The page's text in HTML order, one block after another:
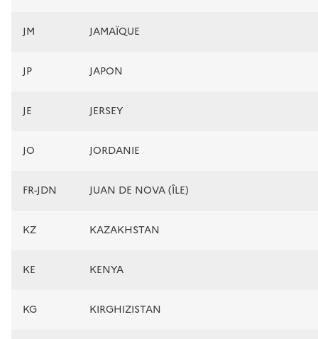
JM JAMAÏQUE
JP JAPON
JE JERSEY
JO JORDANIE
FR-JDN JUAN DE NOVA (ÎLE)
KZ KAZAKHSTAN
KE KENYA
KG KIRGHIZISTAN